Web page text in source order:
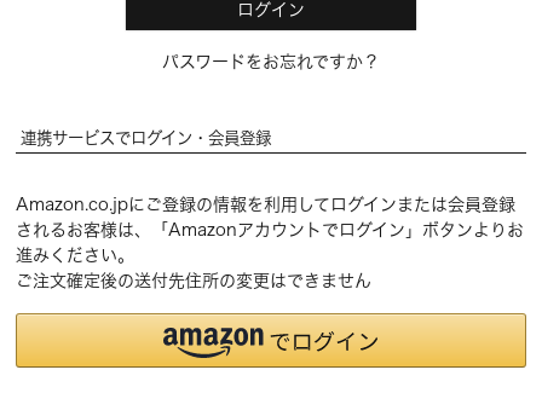
ログイン
パスワードをお忘れですか？
連携サービスでログイン・会員登録
Amazon.co.jpにご登録の情報を利用してログインまたは会員登録
されるお客様は、「Amazonアカウントでログイン」ボタンよりお
進みください。
ご注文確定後の送付先住所の変更はできません